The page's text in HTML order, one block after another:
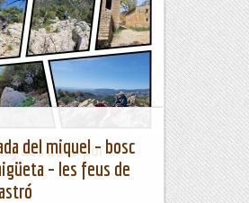
Agulla Font de la Riba, Cau de
Obac, Roca Corb i Caus
cova Escopeta,...
des Cocó por el
del miquel – bosc
– les feus de